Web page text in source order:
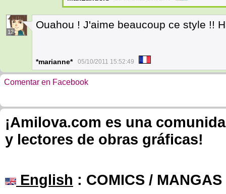
12
Ouahou ! J'aime beaucoup ce style !!
*marianne* 05/10/2011 15:52:49
Comentar en Facebook
¡Amilova.com es una
y lectores de obras gráficas!
English : COMICS /